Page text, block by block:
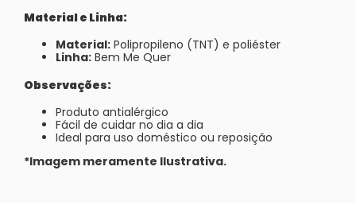
Material e Linha:
Material: Polipropileno (TNT) e poliéster
Linha: Bem Me Quer
Observações:
Produto antialérgico
Fácil de cuidar no dia a dia
Ideal para uso doméstico ou reposição
*Imagem meramente Ilustrativa.